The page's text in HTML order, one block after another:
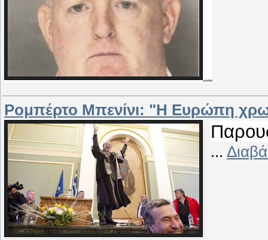
Ρομπέρτο Μπενίνι: "Η Ευρώπη
...